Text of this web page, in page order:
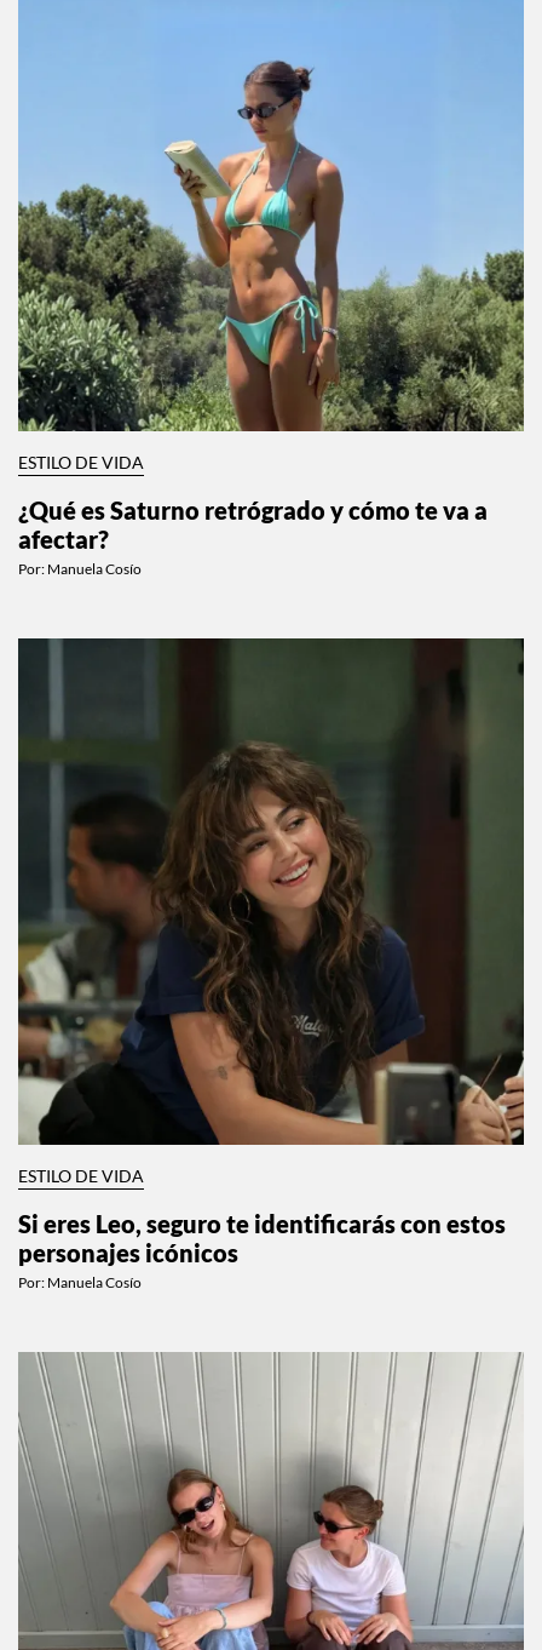
ESTILO DE VIDA
¿Qué es Saturno retrógrado y cómo te va a
afectar?
Por: Manuela Cosío
ESTILO DE VIDA
Si eres Leo, seguro te identificarás con estos
personajes icónicos
Por: Manuela Cosío